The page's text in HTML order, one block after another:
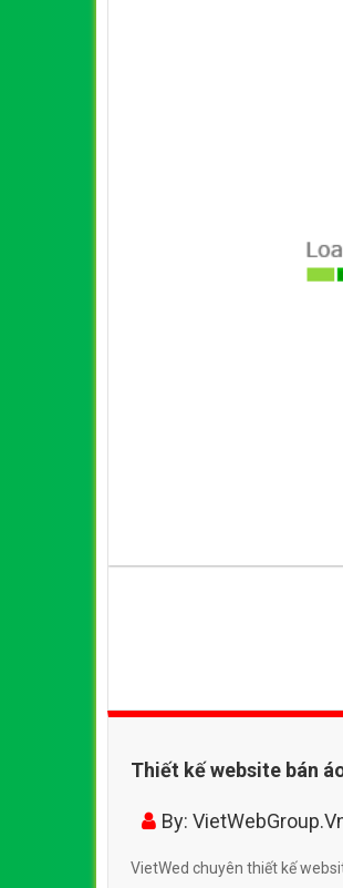
Thiết kế website bán
chuẩn SEO
By:
VietWed chuyên thiết kế